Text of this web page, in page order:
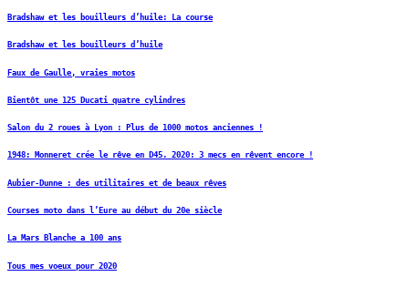
Bradshaw et les bouilleurs d’huile: La course
Bradshaw et les bouilleurs d’huile
Faux de Gaulle, vraies motos
Bientôt une 125 Ducati quatre cylindres
Salon du 2 roues à Lyon : Plus de 1000 motos anciennes !
1948: Monneret crée le rêve en D45. 2020: 3 mecs en rêvent encore !
Aubier-Dunne : des utilitaires et de beaux rêves
Courses moto dans l’Eure au début du 20e siècle
La Mars Blanche a 100 ans
Tous mes voeux pour 2020